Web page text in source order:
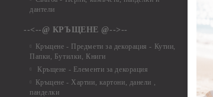
дантели
--<--@ КРЪЩЕНЕ @-->--
Кръщене - Предмети за декорация - Кутии,
Папки, Бутилки, Книги
Кръщене - Елементи за декорация
Кръщене - Хартии, картони, данели ,
панделки